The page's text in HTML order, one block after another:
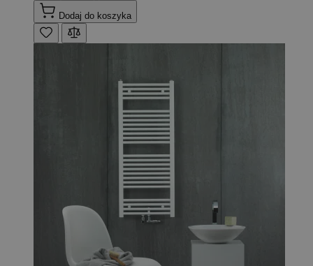
Dodaj do koszyka